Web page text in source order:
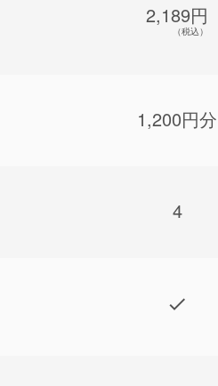
2,189円
（税込）
1,200円分
4